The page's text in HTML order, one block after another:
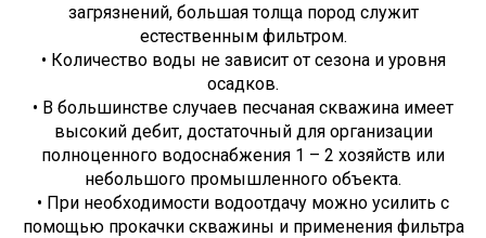
загрязнений, большая толща пород служит
естественным фильтром.
• Количество воды не зависит от сезона и уровня
осадков.
• В большинстве случаев песчаная скважина имеет
высокий дебит, достаточный для организации
полноценного водоснабжения 1 – 2 хозяйств или
небольшого промышленного объекта.
• При необходимости водоотдачу можно усилить с
помощью прокачки скважины и применения фильтра